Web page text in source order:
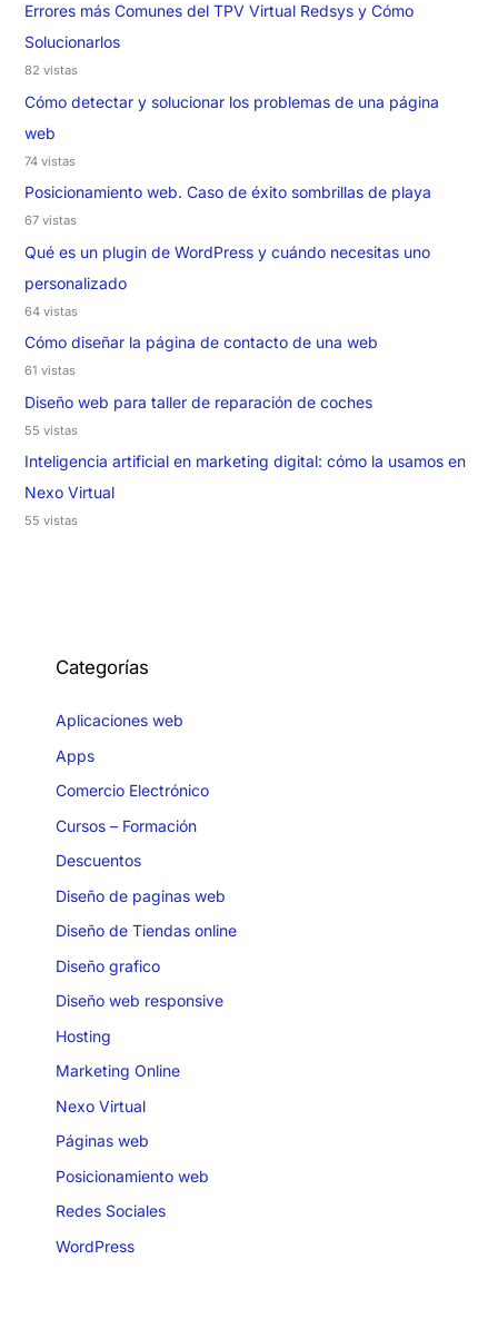
Errores más Comunes del TPV Virtual Redsys y Cómo
Solucionarlos
82 vistas
Cómo detectar y solucionar los problemas de una página
web
74 vistas
Posicionamiento web. Caso de éxito sombrillas de playa
67 vistas
Qué es un plugin de WordPress y cuándo necesitas uno
personalizado
64 vistas
Cómo diseñar la página de contacto de una web
61 vistas
Diseño web para taller de reparación de coches
55 vistas
Inteligencia artificial en marketing digital: cómo la usamos en
Nexo Virtual
55 vistas
Categorías
Aplicaciones web
Apps
Comercio Electrónico
Cursos – Formación
Descuentos
Diseño de paginas web
Diseño de Tiendas online
Diseño grafico
Diseño web responsive
Hosting
Marketing Online
Nexo Virtual
Páginas web
Posicionamiento web
Redes Sociales
WordPress